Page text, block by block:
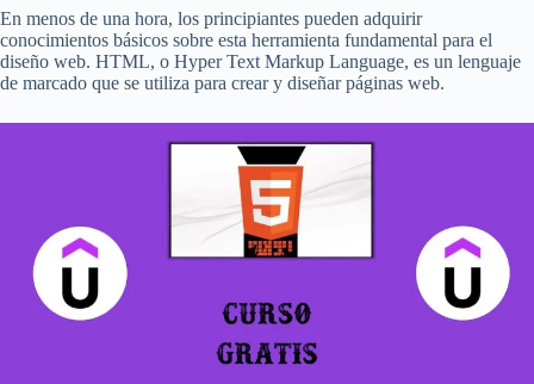
En menos de una hora, los principiantes pueden adquirir
conocimientos básicos sobre esta herramienta fundamental para el
diseño web. HTML, o Hyper Text Markup Language, es un lenguaje
de marcado que se utiliza para crear y diseñar páginas web.